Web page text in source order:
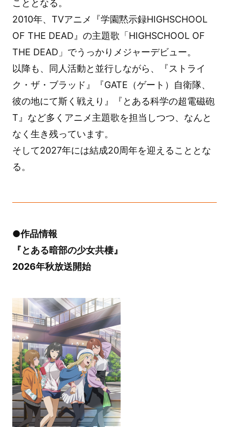
こととなる。
2010年、TVアニメ『学園黙示録HIGHSCHOOL
OF THE DEAD』の主題歌「HIGHSCHOOL OF
THE DEAD」でうっかりメジャーデビュー。
以降も、同人活動と並行しながら、『ストライ
ク・ザ・ブラッド』『GATE（ゲート）自衛隊、
彼の地にて斯く戦えり』『とある科学の超電磁砲
T』など多くアニメ主題歌を担当しつつ、なんと
なく生き残っています。
そして2027年には結成20周年を迎えることとな
る。
●作品情報
『とある暗部の少女共棲』
2026年秋放送開始